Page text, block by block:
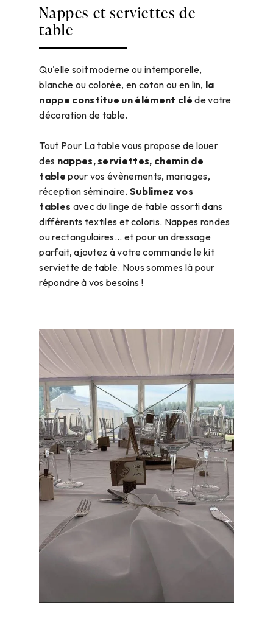
Nappes et serviettes de
table
Qu'elle soit moderne ou intemporelle,
blanche ou colorée, en coton ou en lin, la
nappe constitue un élément clé de votre
décoration de table.
Tout Pour La table vous propose de louer
des nappes, serviettes, chemin de
table pour vos évènements, mariages,
réception séminaire.Sublimez vos
tables avec du linge de table assorti dans
différents textiles et coloris. Nappes rondes
ou rectangulaires... et pour un dressage
parfait, ajoutez à votre commande le kit
serviette de table. Nous sommes là pour
répondre à vos besoins !